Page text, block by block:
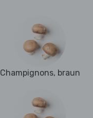
Champignons, braun